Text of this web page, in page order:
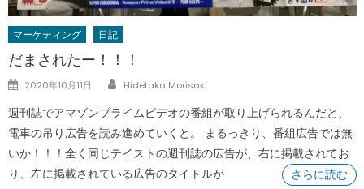
マーケティング 日記
だまされたー！！！
Posted
2020年10月11日 Author
Hidetaka Morisaki
週刊誌でアマゾンプライムビデオの番組が取り上げられるんだと、
電車の吊り広告を読み進めていくと。 まるっきり、番組広告では無
いか！！！全く同じテイストの週刊誌の広告が、右に掲載されてお
り、左に掲載されている広告のタイトルが
さらに読む